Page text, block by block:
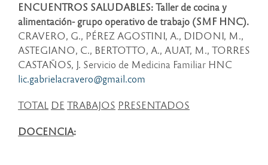
ENCUENTROS SALUDABLES: Taller de cocina y
alimentación- grupo operativo de trabajo (SMF HNC).
CRAVERO, G., PÉREZ AGOSTINI, A., DIDONI, M.,
ASTEGIANO, C., BERTOTTO, A., AUAT, M., TORRES
CASTAÑOS, J. Servicio de Medicina Familiar HNC
lic.gabrielacravero@gmail.com
TOTAL DE TRABAJOS PRESENTADOS
DOCENCIA: